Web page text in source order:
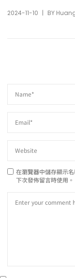
2024-11-10 | BY
在瀏覽器中儲存顯示
下次發佈留言時使用。